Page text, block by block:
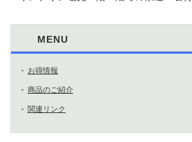
MENU
お得情報
商品のご紹介
関連リンク